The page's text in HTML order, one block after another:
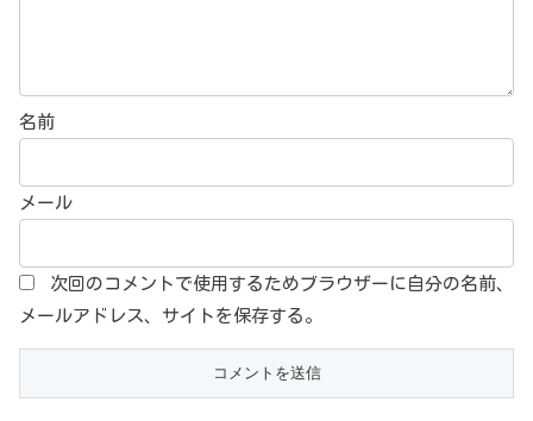
名前
メール
次回のコメントで使用するためブラウザーに自分の名前、
メールアドレス、サイトを保存する。